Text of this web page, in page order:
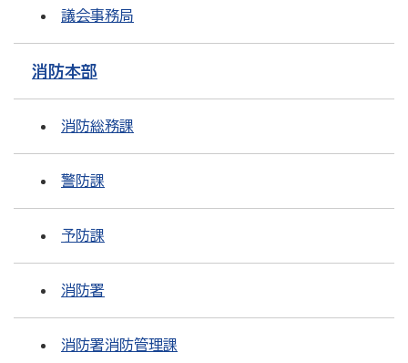
議会事務局
消防本部
消防総務課
警防課
予防課
消防署
消防署消防管理課